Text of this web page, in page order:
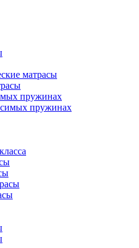
матрасы
пружинах
пружинах